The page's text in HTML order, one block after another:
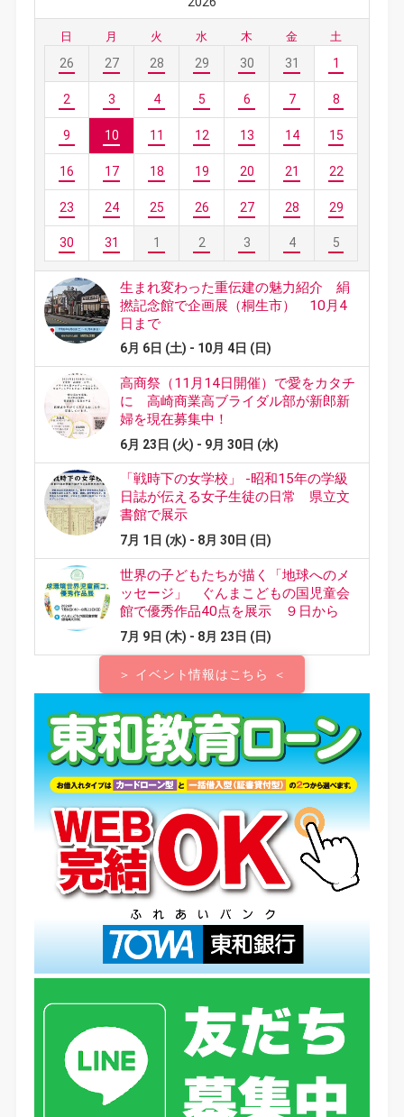
＞ イベント情報はこちら ＜